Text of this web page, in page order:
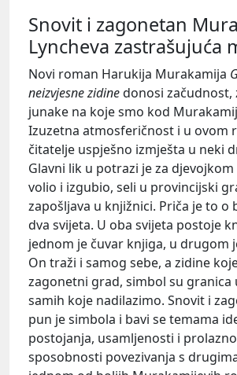
Snovit i zagonetan
Lyncheva zastrašujuća
Novi roman Harukija Murakamija
neizvjesne zidinedonosi začudnost,
junake na koje smo kod
Izuzetna atmosferičnost i u ovom
čitatelje uspješno izmješta u neki
Glavni lik u potrazi je za
volio i izgubio, seli u provincijski
zapošljava u knjižnici. Priča je to o
dva svijeta. U oba svijeta postoje
jednom je čuvar knjiga, u drugom
On traži i samog sebe, a zidine
zagonetni grad, simbol su granica
samih koje nadilazimo. Snovit i
pun je simbola i bavi se temama
postojanja, usamljenosti i
sposobnosti povezivanja s